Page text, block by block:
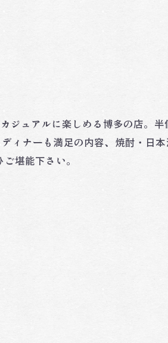
ジュアルに楽しめる博多の店。
ィナーも満足の内容、焼酎・日
堪能下さい。